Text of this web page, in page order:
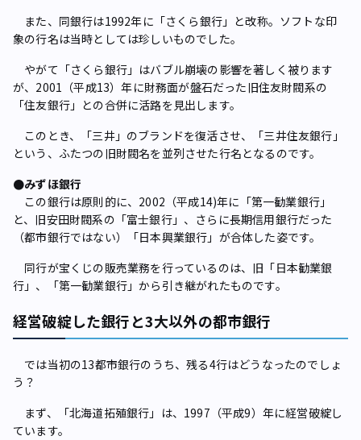
また、同銀行は1992年に「さくら銀行」と改称。ソフトな印
象の行名は当時としては珍しいものでした。
やがて「さくら銀行」はバブル崩壊の影響を著しく被ります
が、2001（平成13）年に財務面が盤石だった旧住友財閥系の
「住友銀行」との合併に活路を見出します。
このとき、「三井」のブランドを復活させ、「三井住友銀行」
という、ふたつの旧財閥名を並列させた行名となるのです。
●みずほ銀行
この銀行は原則的に、2002（平成14)年に「第一勧業銀行」
と、旧安田財閥系の「富士銀行」、さらに長期信用銀行だった
（都市銀行ではない）「日本興業銀行」が合体した姿です。
同行が宝くじの販売業務を行っているのは、旧「日本勧業銀
行」、「第一勧業銀行」から引き継がれたものです。
経営破綻した銀行と3大以外の都市銀行
では当初の13都市銀行のうち、残る4行はどうなったのでしょ
う？
まず、「北海道拓殖銀行」は、1997（平成9）年に経営破綻し
ています。